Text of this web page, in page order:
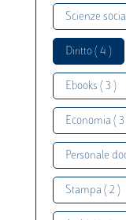
Scienze
Diritto ( 4 )
Ebooks ( 3 )
Economia ( 3
Personale
Stampa ( 2 )